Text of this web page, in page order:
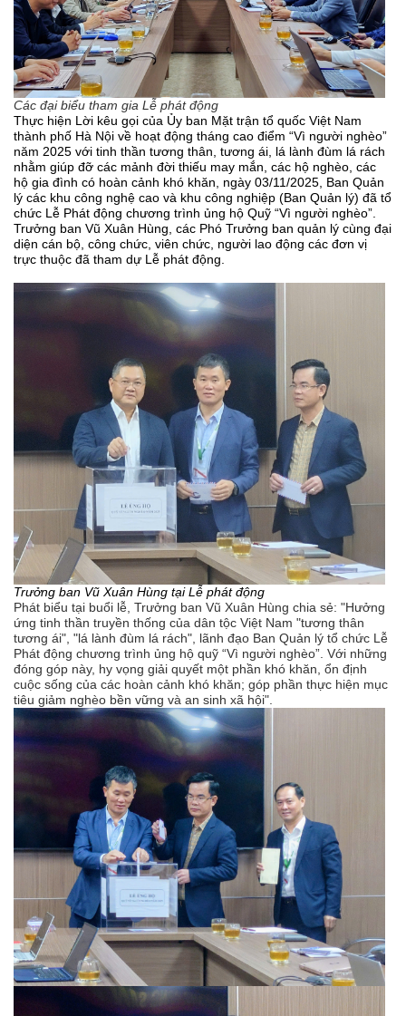
Môi trường
Quy hoạch - Xây dựng
Ưu đãi đầu tư
Công nghệ và Sản phẩm
Văn bản khác
Các đại biểu tham gia Lễ phát động
Thực hiện Lời kêu gọi của Ủy ban Mặt trận tổ quốc Việt Nam
thành phố Hà Nội về hoạt động tháng cao điểm “Vì người nghèo”
năm 2025 với tinh thần tương thân, tương ái, lá lành đùm lá rách
nhằm giúp đỡ các mảnh đời thiếu may mắn, các hộ nghèo, các
hộ gia đình có hoàn cảnh khó khăn, ngày 03/11/2025, Ban Quản
lý các khu công nghệ cao và khu công nghiệp (Ban Quản lý) đã tổ
chức Lễ Phát động chương trình ủng hộ Quỹ “Vì người nghèo”.
Trưởng ban Vũ Xuân Hùng, các Phó Trưởng ban quản lý cùng đại
diện cán bộ, công chức, viên chức, người lao động các đơn vị
trực thuộc đã tham dự Lễ phát động.
Trưởng ban Vũ Xuân Hùng tại Lễ phát động
Phát biểu tại buổi lễ, Trưởng ban Vũ Xuân Hùng chia sẻ: "Hưởng
ứng tinh thần truyền thống của dân tộc Việt Nam "tương thân
tương ái", "lá lành đùm lá rách", lãnh đạo Ban Quản lý tổ chức Lễ
Phát động chương trình ủng hộ quỹ “Vì người nghèo”. Với những
đóng góp này, hy vọng giải quyết một phần khó khăn, ổn định
cuộc sống của các hoàn cảnh khó khăn; góp phần thực hiện mục
tiêu giảm nghèo bền vững và an sinh xã hội".